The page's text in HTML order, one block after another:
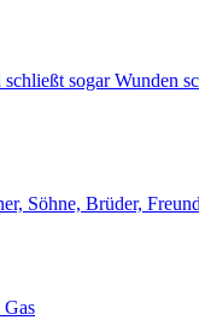
sogar Wunden
Söhne, Brüder,
Gas